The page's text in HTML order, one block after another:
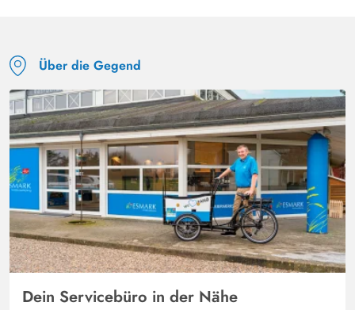
Über die Gegend
Dein Servicebüro in der Nähe